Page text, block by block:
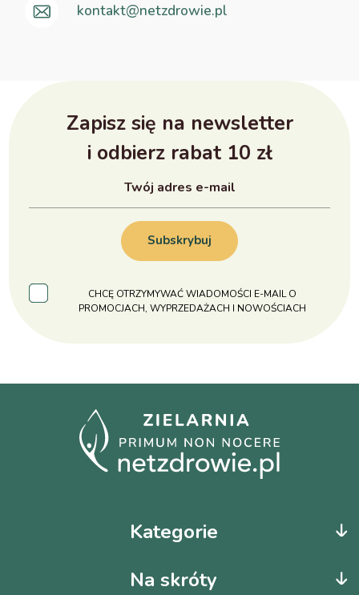
kontakt@netzdrowie.pl
Zapisz się na newsletter
i odbierz rabat 10 zł
Subskrybuj
CHCĘ OTRZYMYWAĆ WIADOMOŚCI E-MAIL O
PROMOCJACH, WYPRZEDAŻACH I NOWOŚCIACH
Kategorie
Na skróty